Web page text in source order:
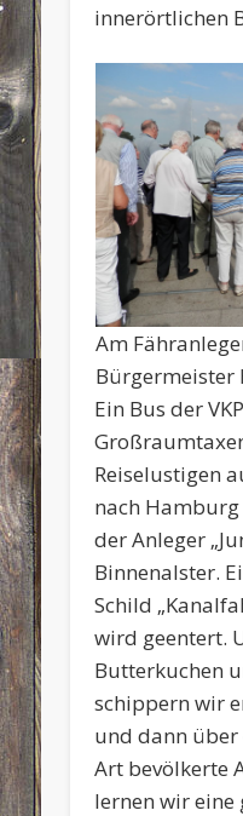
innerörtlichen
Am
Bürgermeister
Ein Bus der
Reiselustigen
nach
der Anleger
Binnenalster.
Schild
wird geentert.
Butterkuchen
schippern wir
und dann
Art bevölkerte
lernen wir eine